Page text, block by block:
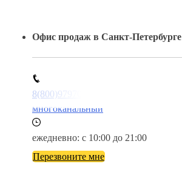
Офис продаж в Санкт-Петербурге
8(800)9797043
многоканальный
ежедневно: с 10:00 до 21:00
Перезвоните мне